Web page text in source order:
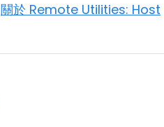
關於 Remote Utilities: Host